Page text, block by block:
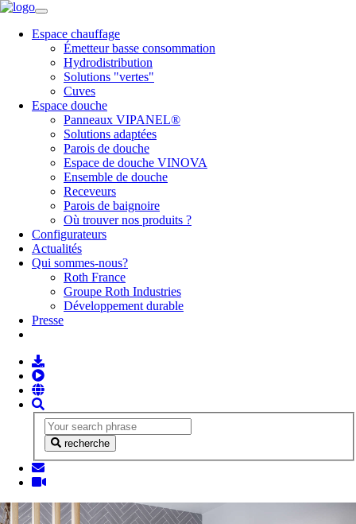
Espace chauffage
Émetteur basse consommation
Hydrodistribution
Solutions "vertes"
Cuves
Espace douche
Panneaux VIPANEL®
Solutions adaptées
Parois de douche
Espace de douche VINOVA
Ensemble de douche
Receveurs
Parois de baignoire
Où trouver nos produits ?
Configurateurs
Actualités
Qui sommes-nous?
Roth France
Groupe Roth Industries
Développement durable
Presse
recherche